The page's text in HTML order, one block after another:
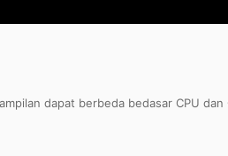
dapat berbeda bedasar CPU